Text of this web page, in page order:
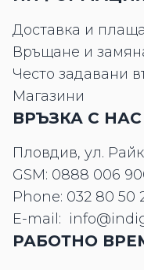
Доставка и
Връщане и
Често задавани
Магазини
ВРЪЗКА С НАС
Пловдив, ул.
GSM: 0888 006
Phone: 032 80 50
E-mail:
РАБОТНО